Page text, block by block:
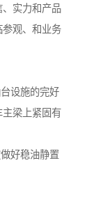
实力和产品
观、和业务
设施的完好
梁上紧固有
好稳油静置